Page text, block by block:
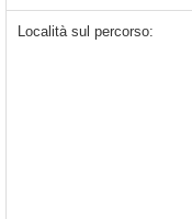
Località sul percorso: